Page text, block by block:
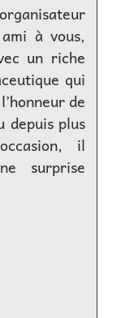
à vous,
un riche
qui
de
depuis plus
il
surprise